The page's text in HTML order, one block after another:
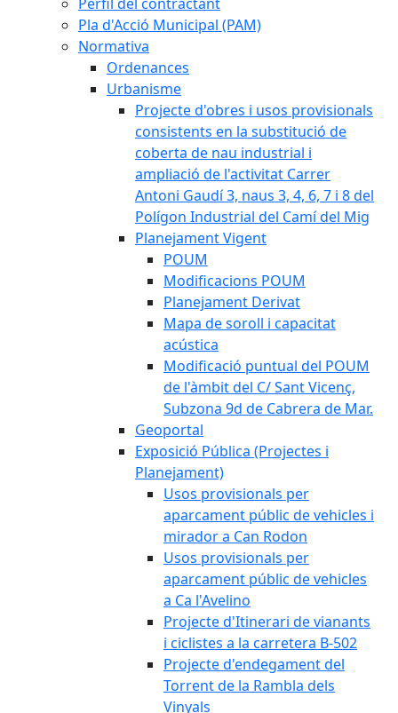
Pla d'Acció Municipal (PAM)
Normativa
Ordenances
Urbanisme
Projecte d'obres i usos provisionals
consistents en la substitució de
coberta de nau industrial i
ampliació de l'activitat Carrer
Antoni Gaudí 3, naus 3, 4, 6, 7 i 8 del
Polígon Industrial del Camí del Mig
Planejament Vigent
POUM
Modificacions POUM
Planejament Derivat
Mapa de soroll i capacitat
acústica
Modificació puntual del POUM
de l'àmbit del C/ Sant Vicenç,
Subzona 9d de Cabrera de Mar.
Geoportal
Exposició Pública (Projectes i
Planejament)
Usos provisionals per
aparcament públic de vehicles i
mirador a Can Rodon
Usos provisionals per
aparcament públic de vehicles
a Ca l'Avelino
Projecte d'Itinerari de vianants
i ciclistes a la carretera B-502
Projecte d'endegament del
Torrent de la Rambla dels
Vinyals